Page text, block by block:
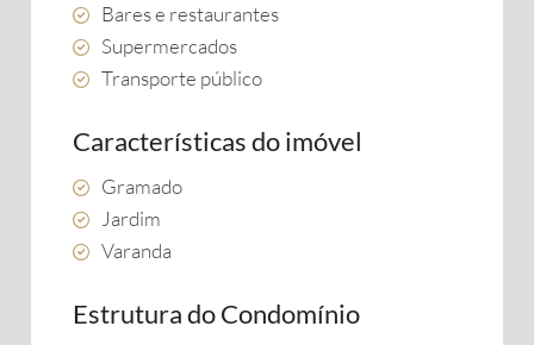
Bares e restaurantes
Supermercados
Transporte público
Características do imóvel
Gramado
Jardim
Varanda
Estrutura do Condomínio